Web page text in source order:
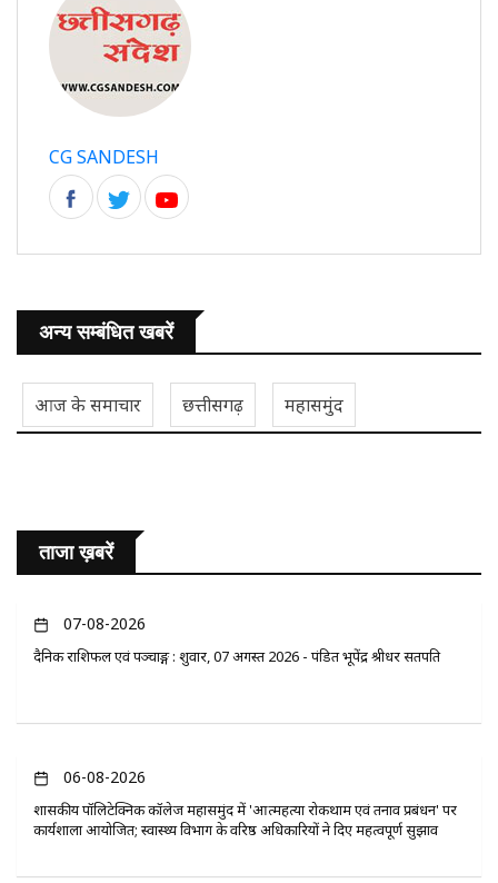
CG SANDESH
अन्य सम्बंधित खबरें
आज के समाचार छत्तीसगढ़ महासमुंद
ताजा ख़बरें
07-08-2026
दैनिक राशिफल एवं पञ्चाङ्ग : शुक्रवार, 07 अगस्त 2026 - पंडित भूपेंद्र श्रीधर सतपति
06-08-2026
​शासकीय पॉलिटेक्निक कॉलेज महासमुंद में 'आत्महत्या रोकथाम एवं तनाव प्रबंधन' पर
कार्यशाला आयोजित; स्वास्थ्य विभाग के वरिष्ठ अधिकारियों ने दिए महत्वपूर्ण सुझाव